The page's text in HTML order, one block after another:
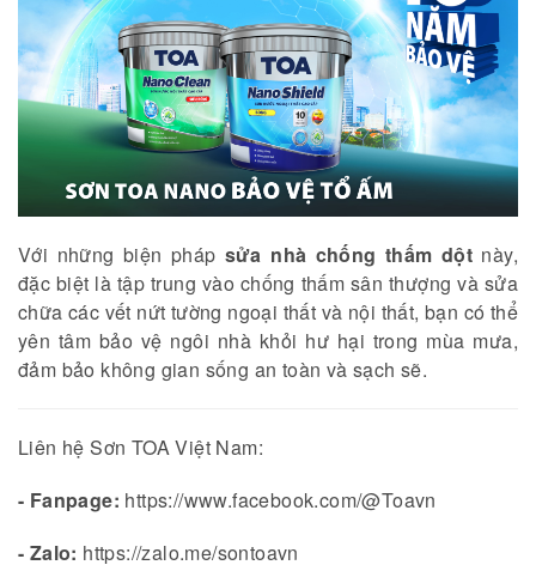
Với những biện pháp sửa nhà chống thấm dột này,
đặc biệt là tập trung vào chống thấm sân thượng và sửa
chữa các vết nứt tường ngoại thất và nội thất, bạn có thể
yên tâm bảo vệ ngôi nhà khỏi hư hại trong mùa mưa,
đảm bảo không gian sống an toàn và sạch sẽ.
Liên hệ Sơn TOA Việt Nam:
- Fanpage: https://www.facebook.com/@Toavn
- Zalo: https://zalo.me/sontoavn